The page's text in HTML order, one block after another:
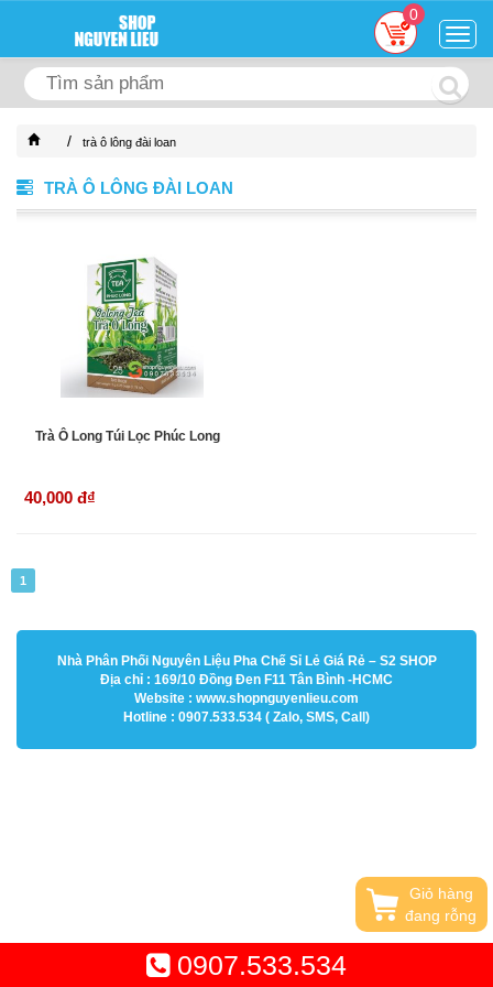
0
/ trà ô lông đài loan
TRÀ Ô LÔNG ĐÀI LOAN
Trà Ô Long Túi Lọc Phúc Long
40,000 đ₫
1
Nhà Phân Phối Nguyên Liệu Pha Chế Sỉ Lẻ Giá Rẻ – S2 SHOP
Địa chỉ : 169/10 Đồng Đen F11 Tân Bình -HCMC
Website : www.shopnguyenlieu.com
Hotline : 0907.533.534 ( Zalo, SMS, Call)
Giỏ hàng
đang rỗng
0907.533.534